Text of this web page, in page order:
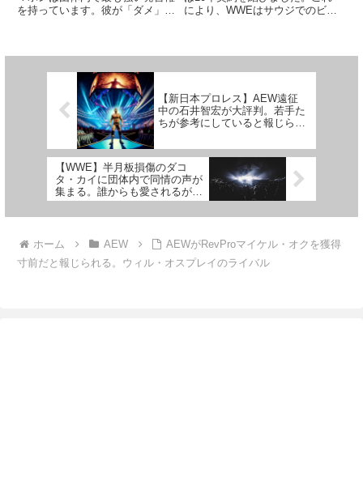
いる」
を持っています。彼が「ダメ」と
させることも厭わない男です。
により、WWEはサウジでのビッ
なサウジとの関係。最後のサ...
【新日本プロレス】AEW遠征
中の石井智宏が大評判。若手た
ちが参考にしていると報じられ
【WWE】半月板損傷のダコ
タ・カイに団体内で同情の声が
集まる。誰からも愛されるが怪
我が多く…
ホーム AEW
AEWがRevProマイケル・オクを獲得
寸前だと報じられる。ウィル・オスプレイのライバル